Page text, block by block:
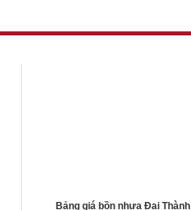
Bảng giá bồn nhựa Đại Thành